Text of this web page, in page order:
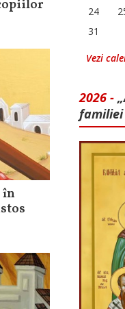
în
24
31
Vezi
2026 -
familiei